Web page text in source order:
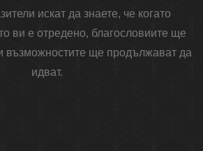
искат да знаете, че когато
ви е отредено, благословиите ще
възможностите ще продължават да
идват.